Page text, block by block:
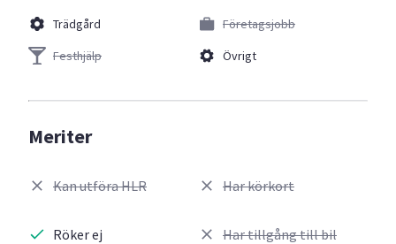
Trädgård
Festhjälp
Företagsjobb
Övrigt
Meriter
Kan utföra HLR
Röker ej
Har körkort
Har tillgång till bil